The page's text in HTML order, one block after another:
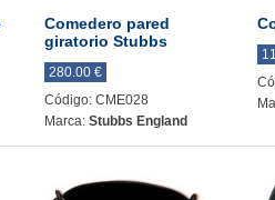
Comedero pared
giratorio Stubbs
280.00 €
Código: CME028
Marca: Stubbs England